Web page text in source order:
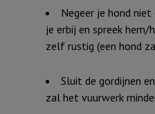
Negeer je hond
je erbij en spreek
zelf rustig (een hond
Sluit de gordijnen
zal het vuurwerk